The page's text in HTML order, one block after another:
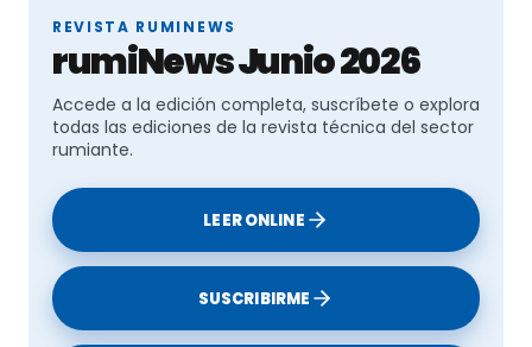
REVISTA RUMINEWS
rumiNews Junio 2026
Accede a la edición completa, suscríbete o explora
todas las ediciones de la revista técnica del sector
rumiante.
LEER ONLINE
SUSCRIBIRME